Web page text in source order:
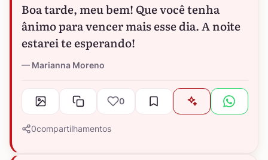
Boa tarde, meu bem! Que você tenha
ânimo para vencer mais esse dia. A noite
estarei te esperando!
Marianna Moreno
0
0compartilhamentos